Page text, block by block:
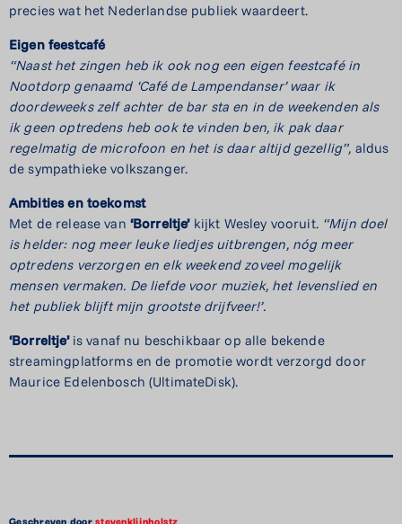
precies wat het Nederlandse publiek waardeert.
Eigen feestcafé
“Naast het zingen heb ik ook nog een eigen feestcafé in
Nootdorp genaamd ‘Café de Lampendanser’ waar ik
doordeweeks zelf achter de bar sta en in de weekenden als
ik geen optredens heb ook te vinden ben, ik pak daar
regelmatig de microfoon en het is daar altijd gezellig”, aldus
de sympathieke volkszanger.
Ambities en toekomst
Met de release van ‘Borreltje’kijkt Wesley vooruit. “Mijn doel
is helder: nog meer leuke liedjes uitbrengen, nóg meer
optredens verzorgen en elk weekend zoveel mogelijk
mensen vermaken. De liefde voor muziek, het levenslied en
het publiek blijft mijn grootste drijfveer!’.
‘Borreltje’is vanaf nu beschikbaar op alle bekende
streamingplatforms en de promotie wordt verzorgd door
Maurice Edelenbosch (UltimateDisk).
Geschreven doorstevenklijnholstz